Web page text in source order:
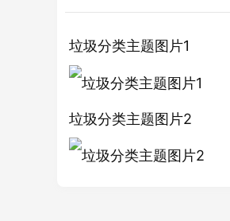
垃圾分类主题图片1
垃圾分类主题图片2